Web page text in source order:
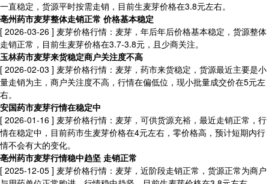
一直稳定，货源平时按需走销，目前生麦芽价格在3.8元左右。
亳州药市麦芽整体走销正常 价格基本稳定
[ 2026-03-26 ] 麦芽价格行情：麦芽，年后年后价格基本稳定，货源整体
走销正常，目前生麦芽价格在3.7-3.8元，且少商关注。
玉林药市麦芽来货稳定商户关注度不高
[ 2026-02-03 ] 麦芽价格行情：麦芽，药市来货稳定，货源最近主要是小
量走销为主，商户关注度不高，行情在偏低位，现小批量成交价在5元左
右。
安国药市麦芽行情在稳定中
[ 2026-01-16 ] 麦芽价格行情：麦芽，可供货源充裕，最近走销正常，行
情在稳定中，目前药市生麦芽价格在4元左右，零价格高，预计短期内行
情不会有大的变化。
亳州药市麦芽行情稳中趋坚 走销正常
[ 2025-12-05 ] 麦芽价格行情：麦芽，近阶段走销正常，货源正常为商户